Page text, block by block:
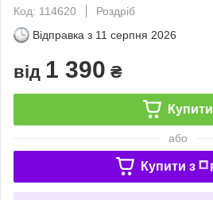
Код: 114620
Роздріб
Відправка з 11 серпня 2026
від 1 390 ₴
Купити
або
Купити з